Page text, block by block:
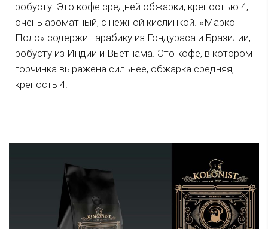
робусту. Это кофе средней обжарки, крепостью 4,
очень ароматный, с нежной кислинкой. «Марко
Поло» содержит арабику из Гондураса и Бразилии,
робусту из Индии и Вьетнама. Это кофе, в котором
горчинка выражена сильнее, обжарка средняя,
крепость 4.